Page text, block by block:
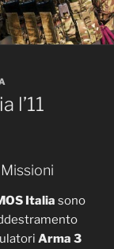
l’11
Italia sono
Arma 3